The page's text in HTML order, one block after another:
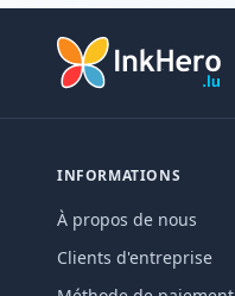
INFORMATIONS
À propos de nous
Clients d'entreprise